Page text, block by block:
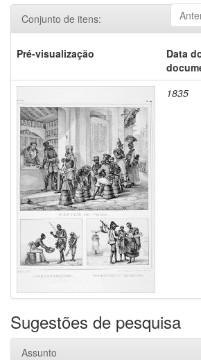
Conjunto de itens:
Pré-visualização
Data
1835
Sugestões de pesquisa
Assunto